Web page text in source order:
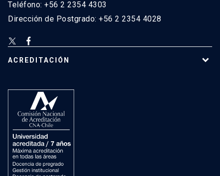
Teléfono: +56 2 2354 4303
Dirección de Postgrado: +56 2 2354 4028
ACREDITACIÓN